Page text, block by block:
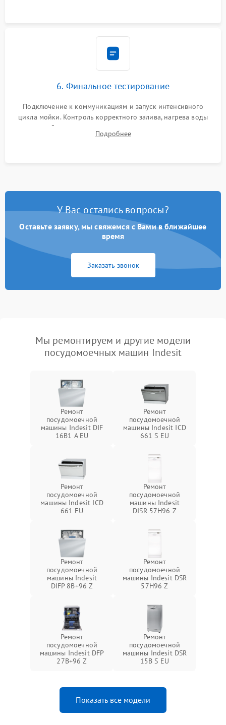
6. Финальное тестирование
Подключение к коммуникациям и запуск интенсивного
цикла мойки. Контроль корректного залива, нагрева воды
до нужной температуры, отсутствия посторонних шумов,
штатного слива и абсолютной сухости в поддоне.
Подробнее
У Вас остались вопросы?
Оставьте заявку, мы свяжемся с Вами в ближайшее
время
Заказать звонок
Мы ремонтируем и другие модели
посудомоечных машин Indesit
Ремонт
посудомоечной
машины Indesit DIF
16B1 A EU
Ремонт
посудомоечной
машины Indesit ICD
661 S EU
Ремонт
посудомоечной
машины Indesit ICD
661 EU
Ремонт
посудомоечной
машины Indesit
DISR 57H96 Z
Ремонт
посудомоечной
машины Indesit
DIFP 8B+96 Z
Ремонт
посудомоечной
машины Indesit DSR
57H96 Z
Ремонт
посудомоечной
машины Indesit DFP
27B+96 Z
Ремонт
посудомоечной
машины Indesit DSR
15B S EU
Показать все модели